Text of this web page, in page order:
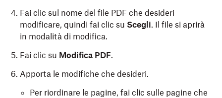
Fai clic sul nome del file PDF che desideri
modificare, quindi fai clic su Scegli. Il file si aprirà
in modalità di modifica.
Fai clic su Modifica PDF.
Apporta le modifiche che desideri.
Per riordinare le pagine, fai clic sulle pagine che